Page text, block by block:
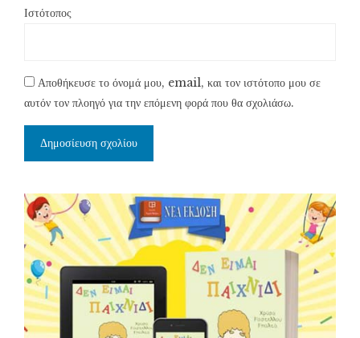
Ιστότοπος
Αποθήκευσε το όνομά μου, email, και τον ιστότοπο μου σε
αυτόν τον πλοηγό για την επόμενη φορά που θα σχολιάσω.